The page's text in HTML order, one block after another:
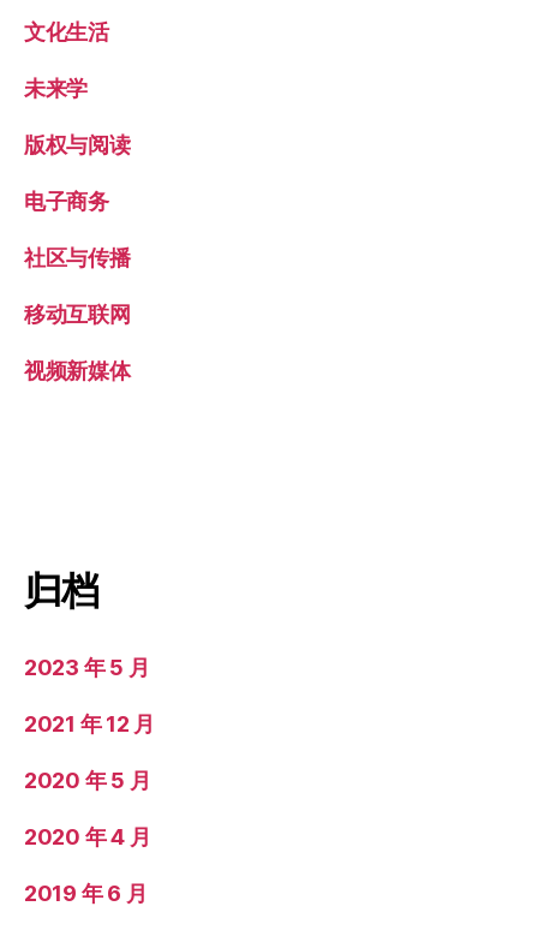
文化生活
未来学
版权与阅读
电子商务
社区与传播
移动互联网
视频新媒体
归档
2023 年 5 月
2021 年 12 月
2020 年 5 月
2020 年 4 月
2019 年 6 月